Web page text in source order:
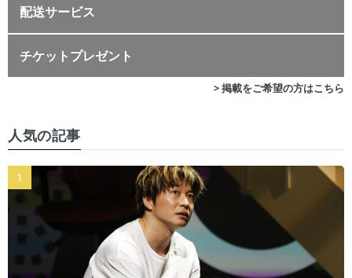
配送サービス
チケットプレゼント
> 掲載をご希望の方はこちら
人気の記事